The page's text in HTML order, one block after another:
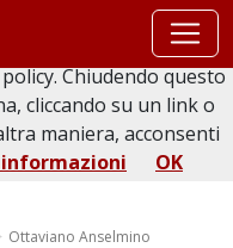
bacheca
Ottaviano Anselmino
da questo utilizzati si
funzionamento ed utili
Chiudendo questo
cliccando su un link o
maniera, acconsenti
OK